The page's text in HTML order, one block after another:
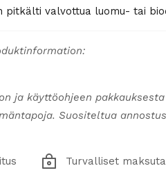
pitkälti valvottua luomu- tai
ja käyttöohjeen
Suositeltua
Turvalliset